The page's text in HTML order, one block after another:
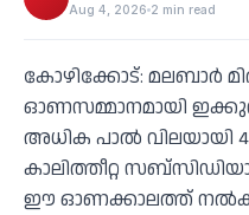
Aug 4, 2026 2 min read
കോഴിക്കോട്: മലബാര്‍
ഓണസമ്മാനമായി
അധിക പാല്‍ വിലയായി
കാലിത്തീറ്റ
ഈ ഓണക്കാലത്ത്